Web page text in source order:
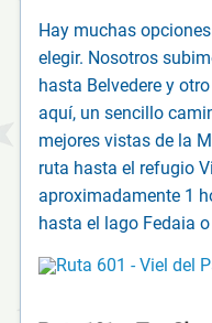
Hay muchas
elegir. Nosotros
hasta Belvedere y
aquí, un sencillo
mejores vistas de la
ruta hasta el refugio
aproximadamente 1
hasta el lago Fedaia